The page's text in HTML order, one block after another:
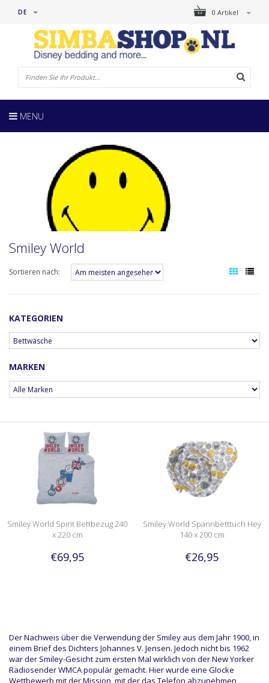
0 Artikel
DE
MENU
Smiley World
Sortieren nach:
KATEGORIEN
MARKEN
Smiley World Spirit Bettbezug 240
x 220 cm
€69,95
Smiley World Spannbetttuch Hey
140 x 200 cm
€26,95
Der Nachweis über die Verwendung der Smiley aus dem Jahr 1900, in
einem Brief des Dichters Johannes V. Jensen. Jedoch nicht bis 1962
war der Smiley-Gesicht zum ersten Mal wirklich von der New Yorker
Radiosender WMCA populär gemacht. Hier wurde eine Glocke
Wettbewerb mit der Mission, mit der das Telefon abzunehmen